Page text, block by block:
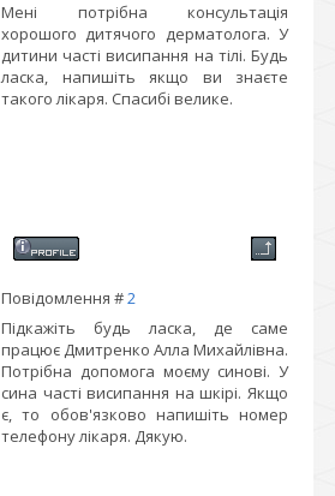
Мені потрібна консультація
хорошого дитячого дерматолога. У
дитини часті висипання на тілі. Будь
ласка, напишіть якщо ви знаєте
такого лікаря. Спасибі велике.
Повідомлення #2
Підкажіть будь ласка, де саме
працює Дмитренко Алла Михайлівна.
Потрібна допомога моєму синові. У
сина часті висипання на шкірі. Якщо
є, то обов'язково напишіть номер
телефону лікаря. Дякую.